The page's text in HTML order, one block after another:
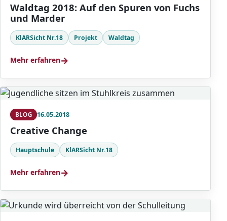
Waldtag 2018: Auf den Spuren von Fuchs
und Marder
KlARSicht Nr.18 Projekt Waldtag
Mehr erfahren→
BLOG 16.05.2018
Creative Change
Hauptschule KlARSicht Nr.18
Mehr erfahren→